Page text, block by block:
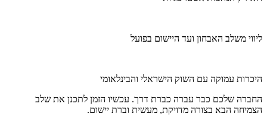
ליווי משלב האבחון ועד היישום בפועל
היכרות עמוקה עם השוק הישראלי והבינלאומי
החברה שלכם כבר עברה כברת דרך. עכשיו הזמן לתכנן את שלב
הצמיחה הבא בצורה מדויקת, מעשית וברת יישום.